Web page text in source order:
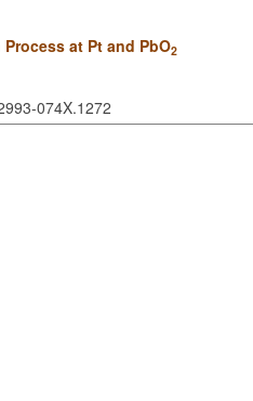
at Pt and PbO2
074X.1272